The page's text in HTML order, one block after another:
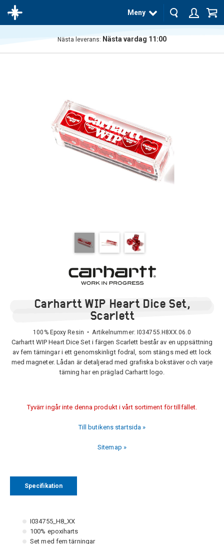
Meny
Nästa leverans: Nästa vardag 11:00
Carhartt WIP Heart Dice Set,
Scarlett
100% Epoxy Resin • Artikelnummer: I034755.H8XX.06.0
Carhartt WIP Heart Dice Set i färgen Scarlett består av en uppsättning
av fem tärningar i ett genomskinligt fodral, som stängs med ett lock
med magneter. Lådan är detaljerad med grafiska bokstäver och varje
tärning har en präglad Carhartt logo.
Tyvärr ingår inte denna produkt i vårt sortiment för tillfället.
Till butikens startsida »
Sitemap »
Specifikation
I034755_H8_XX
100% epoxiharts
Set med fem tärningar